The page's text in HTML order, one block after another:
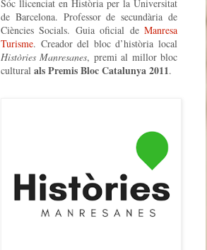
Sóc llicenciat en Història per la Universitat
de Barcelona. Professor de secundària de
Ciències Socials. Guia oficial de Manresa
Turisme. Creador del bloc d’història local
Històries Manresanes, premi al millor bloc
cultural als Premis Bloc Catalunya 2011.